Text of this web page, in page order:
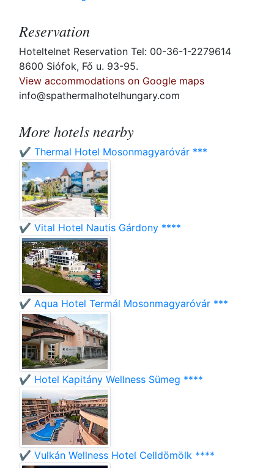
Reservation
Hoteltelnet Reservation Tel: 00-36-1-2279614
8600 Siófok, Fő u. 93-95.
View accommodations on Google maps
info@spathermalhotelhungary.com
More hotels nearby
✔️ Thermal Hotel Mosonmagyaróvár ***
✔️ Vital Hotel Nautis Gárdony ****
✔️ Aqua Hotel Termál Mosonmagyaróvár ***
✔️ Hotel Kapitány Wellness Sümeg ****
✔️ Vulkán Wellness Hotel Celldömölk ****